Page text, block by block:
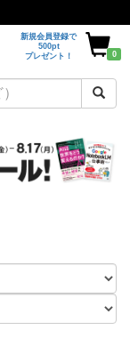
新規会員登録で
500pt
プレゼント！
0